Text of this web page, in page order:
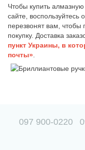
Чтобы купить
сайте,
перезвонят вам,
покупку. Доставка
пункт Украины, в
почты»
097 900-0220